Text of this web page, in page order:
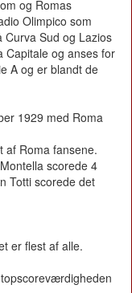
og Romas
Olimpico som
Curva Sud og Lazios
Capitale og anses for
A og er blandt de
1929 med Roma
af Roma fansene.
scorede 4
Totti scorede det
er flest af alle.